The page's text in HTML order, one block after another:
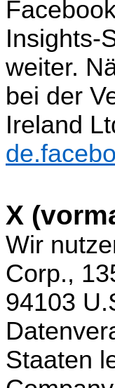
Insights-
weiter.
bei der
Ireland
X
Wir
Corp.,
94103
Staaten